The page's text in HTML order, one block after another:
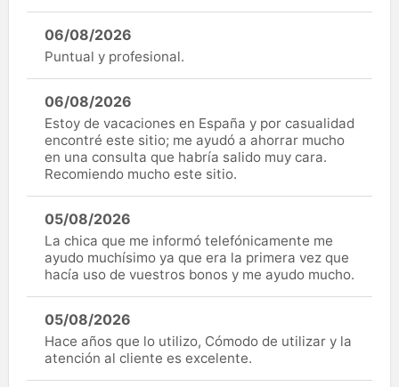
06/08/2026
Puntual y profesional.
06/08/2026
Estoy de vacaciones en España y por casualidad
encontré este sitio; me ayudó a ahorrar mucho
en una consulta que habría salido muy cara.
Recomiendo mucho este sitio.
05/08/2026
La chica que me informó telefónicamente me
ayudo muchísimo ya que era la primera vez que
hacía uso de vuestros bonos y me ayudo mucho.
05/08/2026
Hace años que lo utilizo, Cómodo de utilizar y la
atención al cliente es excelente.